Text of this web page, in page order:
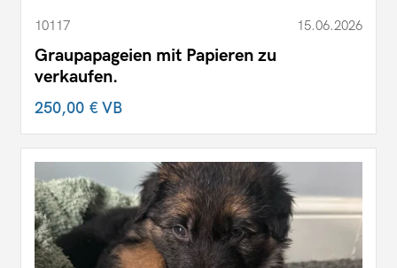
10117 15.06.2026
Graupapageien mit Papieren zu
verkaufen.
250,00 €VB